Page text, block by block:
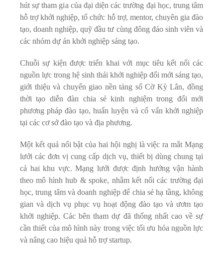
hút sự tham gia của đại diện các trường đại học, trung tâm
hỗ trợ khởi nghiệp, tổ chức hỗ trợ, mentor, chuyên gia đào
tạo, doanh nghiệp, quỹ đầu tư cùng đông đảo sinh viên và
các nhóm dự án khởi nghiệp sáng tạo.
Chuỗi sự kiện được triển khai với mục tiêu kết nối các
nguồn lực trong hệ sinh thái khởi nghiệp đổi mới sáng tạo,
giới thiệu và chuyển giao nền tảng số Cờ Kỳ Lân, đồng
thời tạo diễn đàn chia sẻ kinh nghiệm trong đổi mới
phương pháp đào tạo, huấn luyện và cố vấn khởi nghiệp
tại các cơ sở đào tạo và địa phương.
Một kết quả nổi bật của hai hội nghị là việc ra mắt Mạng
lưới các đơn vị cung cấp dịch vụ, thiết bị dùng chung tại
cả hai khu vực. Mạng lưới được định hướng vận hành
theo mô hình hub & spoke, nhằm kết nối các trường đại
học, trung tâm và doanh nghiệp để chia sẻ hạ tầng, không
gian và dịch vụ phục vụ hoạt động đào tạo và ươm tạo
khởi nghiệp. Các bên tham dự đã thống nhất cao về sự
cần thiết của mô hình này trong việc tối ưu hóa nguồn lực
và nâng cao hiệu quả hỗ trợ startup.